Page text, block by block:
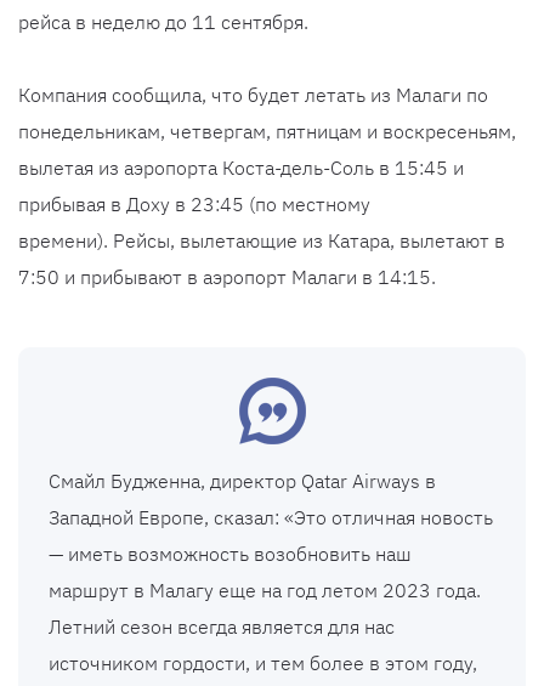
рейса в неделю до 11 сентября.
Компания сообщила, что будет летать из Малаги по
понедельникам, четвергам, пятницам и воскресеньям,
вылетая из аэропорта Коста-дель-Соль в 15:45 и
прибывая в Доху в 23:45 (по местному
времени). Рейсы, вылетающие из Катара, вылетают в
7:50 и прибывают в аэропорт Малаги в 14:15.
Смайл Будженна, директор Qatar Airways в
Западной Европе, сказал: «Это отличная новость
— иметь возможность возобновить наш
маршрут в Малагу еще на год летом 2023 года.
Летний сезон всегда является для нас
источником гордости, и тем более в этом году,